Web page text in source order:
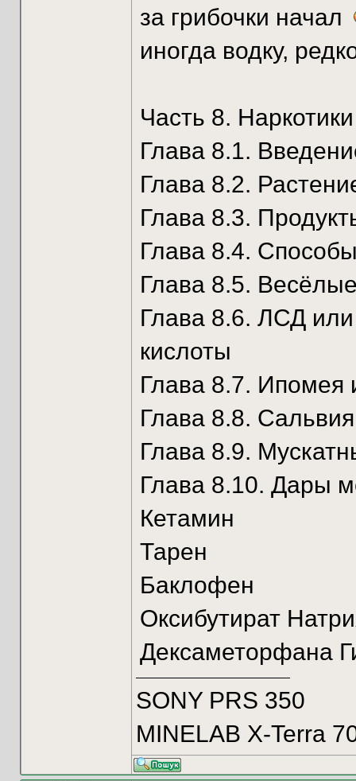
за грибочки начал
иногда водку,
Часть 8.
Глава 8.1.
Глава 8.2.
Глава 8.3.
Глава 8.4.
Глава 8.5.
Глава 8.6. ЛСД
кислоты
Глава 8.7. Ипомея
Глава 8.8.
Глава 8.9.
Глава 8.10. Дары
Кетамин
Тарен
Баклофен
Оксибутират
Дексаметорфана
SONY PRS 350
MINELAB X-Terra